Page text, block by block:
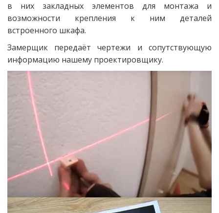
в них закладных элементов для монтажа и
возможности крепления к ним деталей
встроенного шкафа.
Замерщик передаёт чертежи и сопутствующую
информацию нашему проектировщику.